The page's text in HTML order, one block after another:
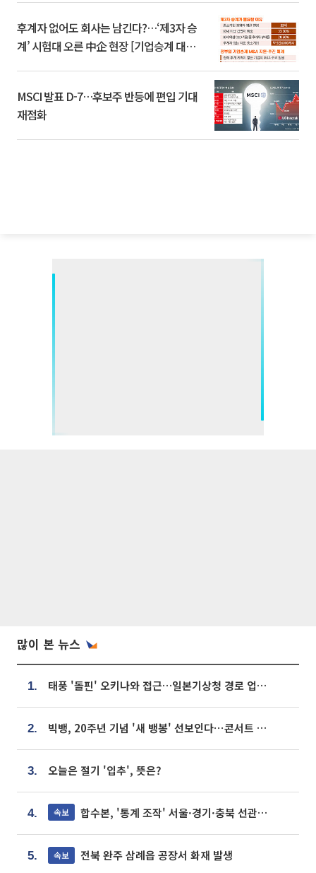
후계자 없어도 회사는 남긴다?…‘제3자 승
계’ 시험대 오른 中企 현장 [기업승계 대전
MSCI 발표 D-7…후보주 반등에 편입 기대
재점화
많이 본 뉴스
1. 태풍 '돌핀' 오키나와 접근…일본기상청 경로 업데이트
2. 빅뱅, 20주년 기념 '새 뱅봉' 선보인다⋯콘서트 앞두고 팝업 개최
3. 오늘은 절기 '입추', 뜻은?
4. 속보 합수본, '통계 조작' 서울·경기·충북 선관위 등 추가 압수수색
5. 속보 전북 완주 삼례읍 공장서 화재 발생